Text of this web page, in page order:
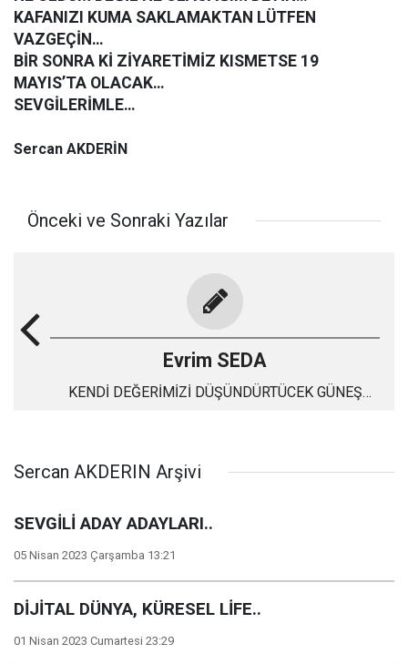
KAFANIZI KUMA SAKLAMAKTAN LÜTFEN
VAZGEÇİN…
BİR SONRA Kİ ZİYARETİMİZ KISMETSE 19
MAYIS’TA OLACAK…
SEVGİLERİMLE…
Sercan AKDERİN
Önceki ve Sonraki Yazılar
Evrim SEDA
KENDİ DEĞERİMİZİ DÜŞÜNDÜRTÜCEK GÜNEŞ
Sercan AKDERIN Arşivi
SEVGİLİ ADAY ADAYLARI..
05 Nisan 2023 Çarşamba 13:21
DİJİTAL DÜNYA, KÜRESEL LİFE..
01 Nisan 2023 Cumartesi 23:29